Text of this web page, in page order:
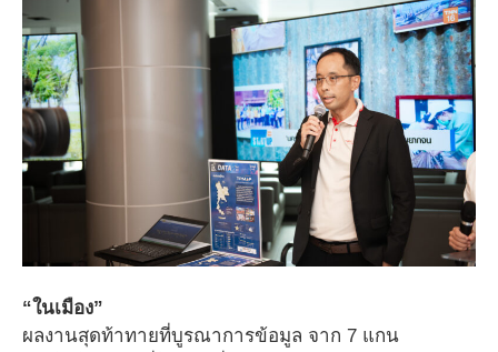
“ในเมือง”
ผลงานสุดท้าทายที่บูรณาการข้อมูล จาก 7 แกน